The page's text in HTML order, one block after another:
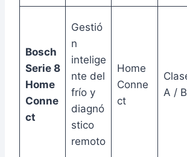
Bosch
Serie 8
Home
Conne
ct
Gestió
n
intelige
nte del
frío y
diagnó
stico
remoto
Home
Conne
ct
A / B